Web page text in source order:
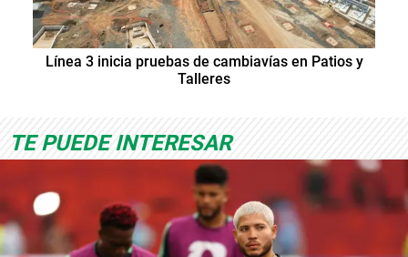
Línea 3 inicia pruebas de cambiavías en Patios y
Talleres
TE PUEDE INTERESAR